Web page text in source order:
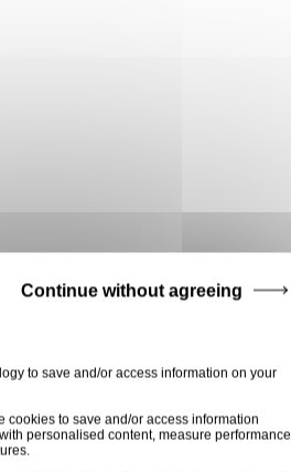
to save and/or access information on your
cookies to save and/or access information
personalised content, measure performance
Continue without agreeing